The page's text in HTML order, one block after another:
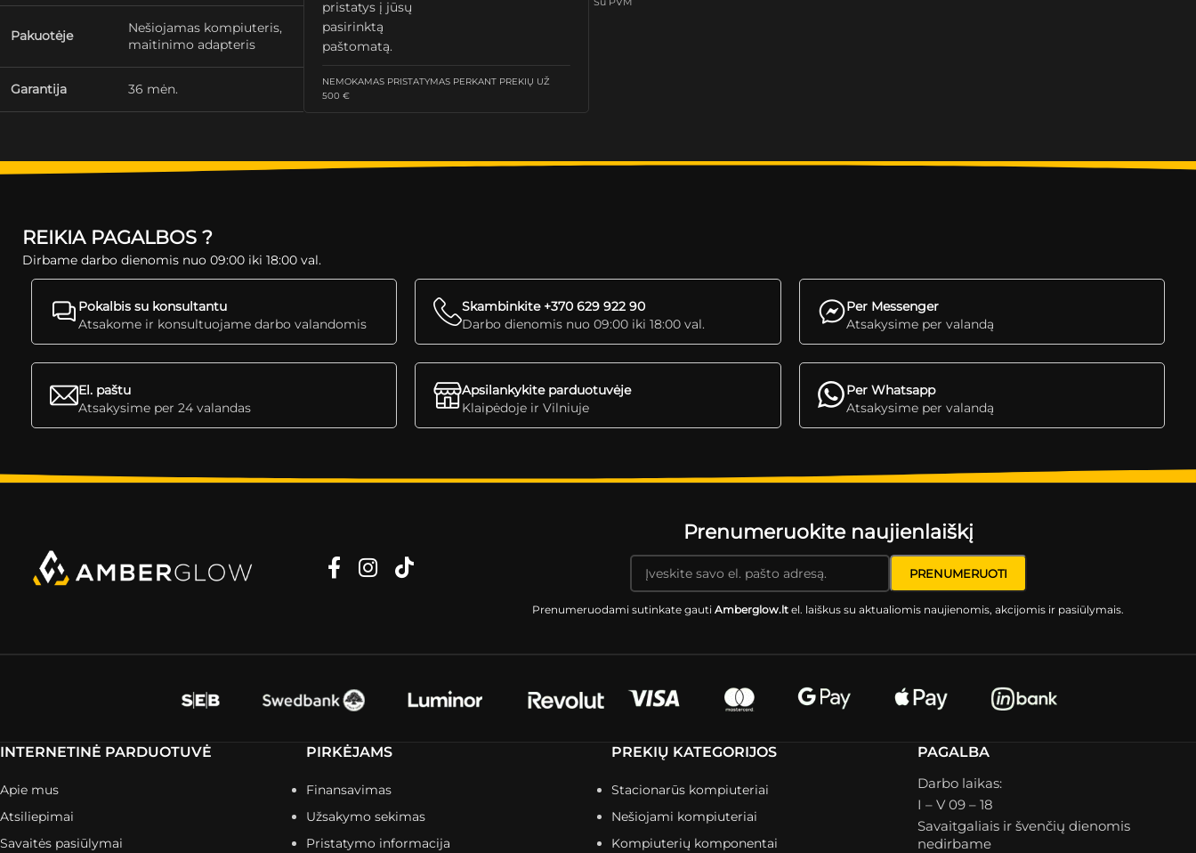
Pakuotėje
Nešiojamas kompiuteris,
maitinimo adapteris
Garantija 36 mėn.
pristatys į jūsų
pasirinktą
paštomatą.
NEMOKAMAS PRISTATYMAS PERKANT PREKIŲ UŽ
500 €
REIKIA PAGALBOS ?
Dirbame darbo dienomis nuo 09:00 iki 18:00 val.
Pokalbis su konsultantu
Atsakome ir konsultuojame darbo valandomis
Skambinkite +370 629 922 90
Darbo dienomis nuo 09:00 iki 18:00 val.
Per Messenger
Atsakysime per valandą
El. paštu
Atsakysime per 24 valandas
Apsilankykite parduotuvėje
Klaipėdoje ir Vilniuje
Per Whatsapp
Atsakysime per valandą
Prenumeruokite naujienlaiškį
Prenumeruodami sutinkate gautiAmberglow.lt el. laiškus su aktualiomis naujienomis, akcijomis ir pasiūlymais.
INTERNETINĖ PARDUOTUVĖ
Apie mus
Atsiliepimai
Savaitės pasiūlymai
PIRKĖJAMS
Finansavimas
Užsakymo sekimas
Pristatymo informacija
PREKIŲ KATEGORIJOS
Stacionarūs kompiuteriai
Nešiojami kompiuteriai
Kompiuterių komponentai
PAGALBA
Darbo laikas:
I – V 09 – 18
Savaitgaliais ir švenčių dienomis
nedirbame